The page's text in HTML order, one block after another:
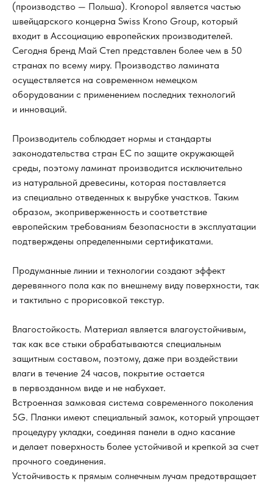
(производство — Польша). Kronopol является частью
швейцарского концерна Swiss Krono Group, который
входит в Ассоциацию европейских производителей.
Сегодня бренд Май Степ представлен более чем в 50
странах по всему миру. Производство ламината
осуществляется на современном немецком
оборудовании с применением последних технологий
и инноваций.
Производитель соблюдает нормы и стандарты
законодательства стран ЕС по защите окружающей
среды, поэтому ламинат производится исключительно
из натуральной древесины, которая поставляется
из специально отведенных к вырубке участков. Таким
образом, экоприверженность и соответствие
европейским требованиям безопасности в эксплуатации
подтверждены определенными сертификатами.
Продуманные линии и технологии создают эффект
деревянного пола как по внешнему виду поверхности, так
и тактильно с прорисовкой текстур.
Влагостойкость. Материал является влагоустойчивым,
так как все стыки обрабатываются специальным
защитным составом, поэтому, даже при воздействии
влаги в течение 24 часов, покрытие остается
в первозданном виде и не набухает.
Встроенная замковая система современного поколения
5G. Планки имеют специальный замок, который упрощает
процедуру укладки, соединяя панели в одно касание
и делает поверхность более устойчивой и крепкой за счет
прочного соединения.
Устойчивость к прямым солнечным лучам предотвращает